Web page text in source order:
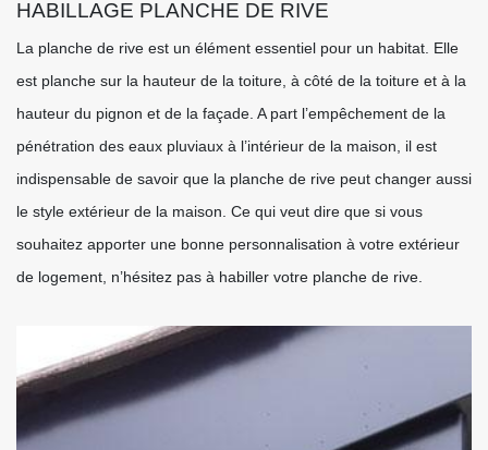
HABILLAGE PLANCHE DE RIVE
La planche de rive est un élément essentiel pour un habitat. Elle
est planche sur la hauteur de la toiture, à côté de la toiture et à la
hauteur du pignon et de la façade. A part l’empêchement de la
pénétration des eaux pluviaux à l’intérieur de la maison, il est
indispensable de savoir que la planche de rive peut changer aussi
le style extérieur de la maison. Ce qui veut dire que si vous
souhaitez apporter une bonne personnalisation à votre extérieur
de logement, n’hésitez pas à habiller votre planche de rive.